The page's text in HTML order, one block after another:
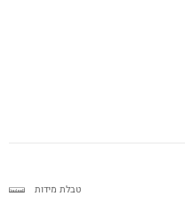
טבלת מידות